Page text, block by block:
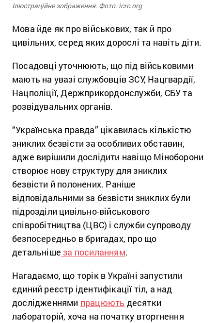
Ілюстраційне зображення. Фото: icrc.org
Мова йде як про військових, так й про
цивільних, серед яких дорослі та навіть діти.
Посадовці уточнюють, що під військовими
мають на увазі службовців ЗСУ, Нацгвардії,
Нацполіції, Держприкордонслужби, СБУ та
розвідувальних органів.
“Українська правда” цікавилась кількістю
зниклих безвісти за особливих обставин,
адже вирішили дослідити навіщо Міноборони
створює нову структуру для зниклих
безвісти й полонених. Раніше
відповідальними за безвісти зниклих були
підрозділи цивільно-військового
співробітництва (ЦВС) і служби супроводу
безпосередньо в бригадах, про що
детальніше за посиланням.
Нагадаємо, що торік в Україні запустили
єдиний реєстр ідентифікації тіл, а над
дослідженнями працюють десятки
лабораторій, хоча на початку вторгнення